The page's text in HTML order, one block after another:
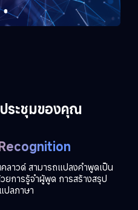
ระชุมของคุณ
ลาวด์ สามารถแปลงคำพูดเป็น
การรู้จำผู้พูด การสร้างสรุป
ปลภาษา